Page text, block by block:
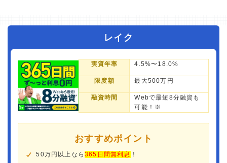
レイク
実質年率 4.5%〜18.0%
限度額 最大500万円
融資時間
Webで最短8分融資も
可能！※
おすすめポイント
50万円以上なら365日間無利息 ！